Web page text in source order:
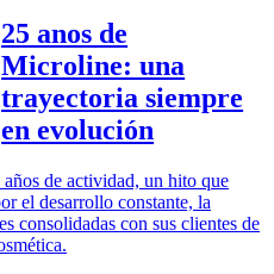
25 anos de
Microline: una
trayectoria siempre
en evolución
de actividad, un hito que
el desarrollo constante, la
consolidadas con sus clientes de